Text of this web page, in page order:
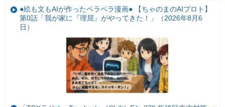
●絵も文もAIが作ったペラペラ漫画● 【ちゃのまのAIプロト】
第0話「我が家に『理屈』がやってきた！」（2026年8月6
日）